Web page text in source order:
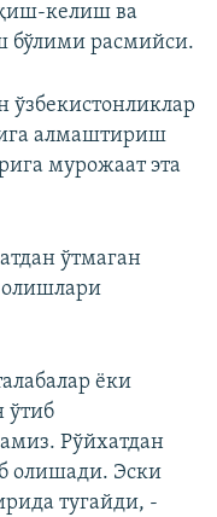
келиш ва
бўлими расмийси.
алмаштириш
мурожаат эта
ўтмаган
олишлари
ёки
ўтиб
Рўйхатдан
олишади. Эски
тугайди, -